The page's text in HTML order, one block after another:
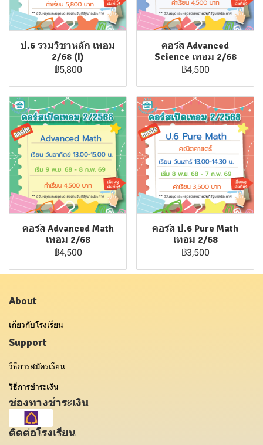
ป.6 รวมวิชาหลัก เทอม
2/68 (I)
฿5,800
คอร์ส Advanced
Science เทอม 2/68
฿4,500
คอร์ส Advanced Math
เทอม 2/68
฿4,500
คอร์ส ป.6 Pure Math
เทอม 2/68
฿3,500
About
เกี่ยวกับโรงเรียน
Support
วิธีการสมัครเรียน
วิธีการชำระเงิน
ช่องทางชำระเงิน
ติดต่อโรงเรียน